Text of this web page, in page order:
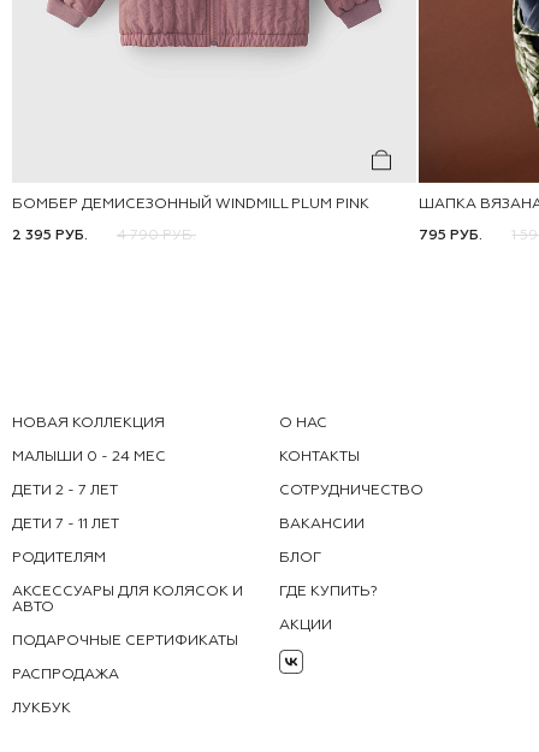
92 104
БОМБЕР ДЕМИСЕЗОННЫЙ WINDMILL PLUM PINK
2 395 РУБ.
4 790 РУБ. 50 52
ШАПКА
795 РУБ.
1
НОВАЯ КОЛЛЕКЦИЯ
МАЛЫШИ 0 - 24 МЕС
ДЕТИ 2 - 7 ЛЕТ
ДЕТИ 7 - 11 ЛЕТ
РОДИТЕЛЯМ
АКСЕССУАРЫ ДЛЯ КОЛЯСОК И
АВТО
ПОДАРОЧНЫЕ СЕРТИФИКАТЫ
РАСПРОДАЖА
ЛУКБУК
О НАС
КОНТАКТЫ
СОТРУДНИЧЕСТВО
ВАКАНСИИ
БЛОГ
ГДЕ КУПИТЬ?
АКЦИИ